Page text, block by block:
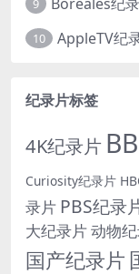
9
10
纪录片标签
4K纪录片
Curiosity纪录片
录片 PBS纪录
大纪录片动物
国产纪录片